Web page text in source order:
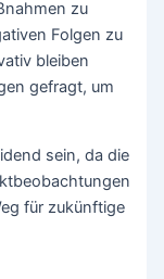
zu
Folgen zu
bleiben
gefragt, um
sein, da die
für zukünftige